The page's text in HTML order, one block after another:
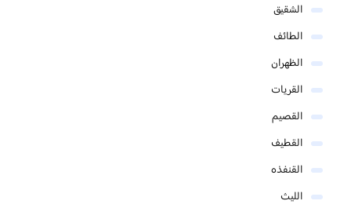
الشقيق
الطائف
الظهران
القريات
القصيم
القطيف
القنفذه
الليث